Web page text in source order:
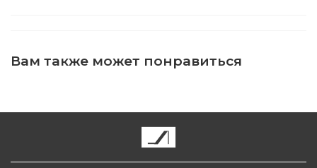
Вам также может понравиться